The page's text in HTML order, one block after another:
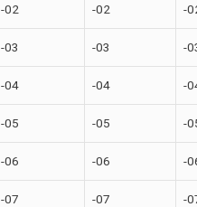
-02 -02 -
-03 -03 -
-04 -04 -
-05 -05 -
-06 -06 -
-07 -07 -